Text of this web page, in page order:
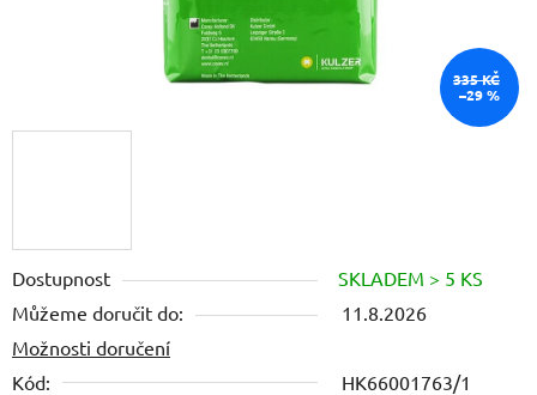
Dostupnost
SKLADEM > 5 KS
Můžeme doručit do:
11.8.2026
Možnosti doručení
Kód:
HK66001763/1
335 KČ
–29 %